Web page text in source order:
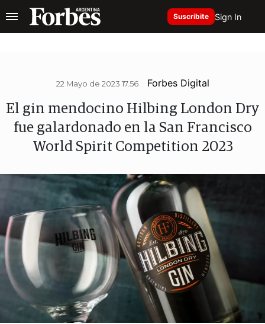
Suscribite Sign In
22 Mayo de 2023 17.56 Forbes Digital
El gin mendocino Hilbing London Dry
fue galardonado en la San Francisco
World Spirit Competition 2023